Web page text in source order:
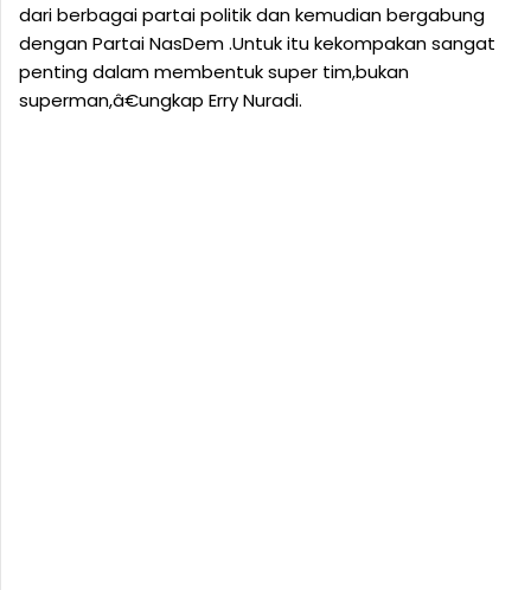
dari berbagai partai politik dan kemudian bergabung
dengan Partai NasDem .Untuk itu kekompakan sangat
penting dalam membentuk super tim,bukan
superman,â€ungkap Erry Nuradi.